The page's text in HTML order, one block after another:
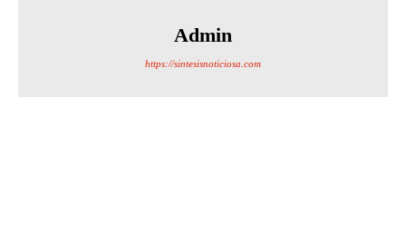
Admin
https://sintesisnoticiosa.com